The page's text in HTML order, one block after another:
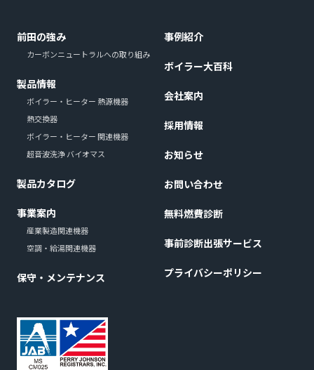
前田の強み
カーボンニュートラルへの取り組み
製品情報
ボイラー・ヒーター 熱源機器
熱交換器
ボイラー・ヒーター 関連機器
超音波洗浄 バイオマス
製品カタログ
事業案内
産業製造関連機器
空調・給湯関連機器
保守・メンテナンス
事例紹介
ボイラー大百科
会社案内
採用情報
お知らせ
お問い合わせ
無料燃費診断
事前診断出張サービス
プライバシーポリシー